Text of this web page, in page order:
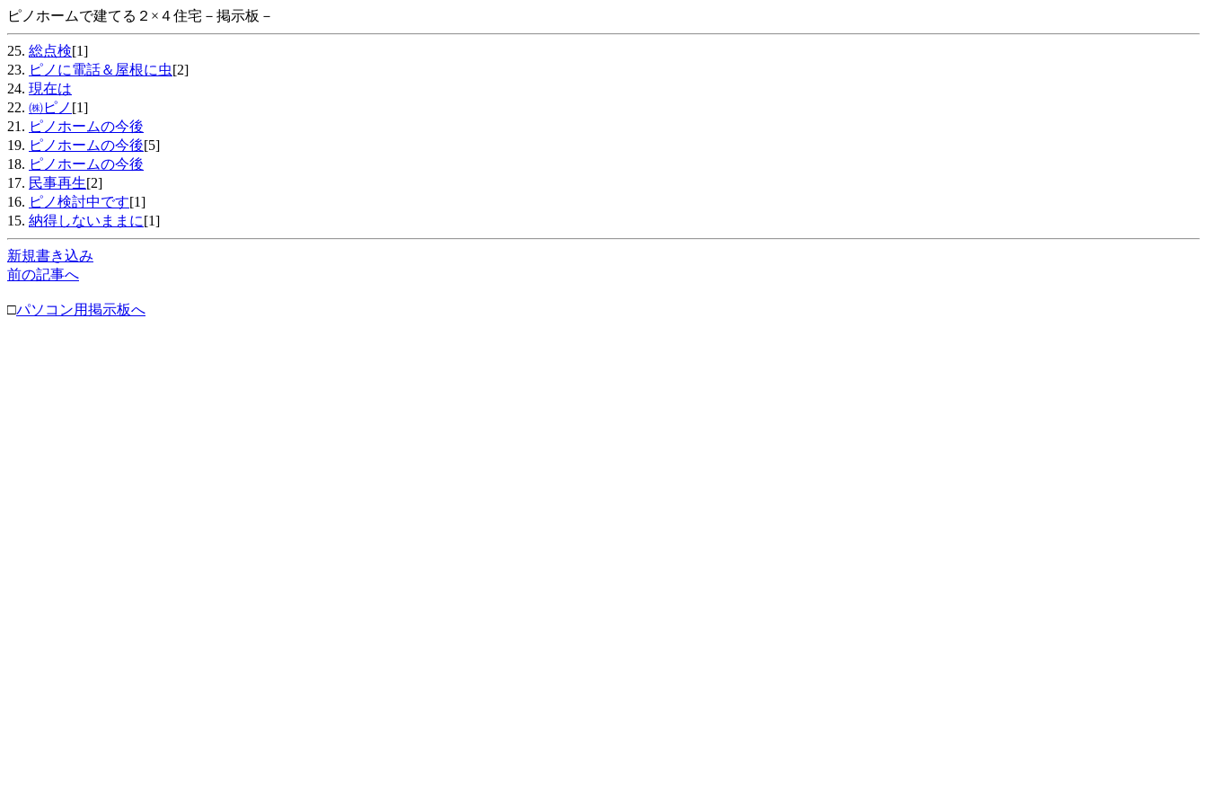
ピノホームで建てる２×４住宅－掲示板－
25. 総点検[1]
23. ピノに電話＆屋根に虫[2]
24. 現在は
22. ㈱ピノ [1]
21. ピノホームの今後
19. ピノホームの今後[5]
18. ピノホームの今後
17. 民事再生[2]
16. ピノ検討中です[1]
15. 納得しないままに[1]
新規書き込み
前の記事へ
□パソコン用掲示板へ